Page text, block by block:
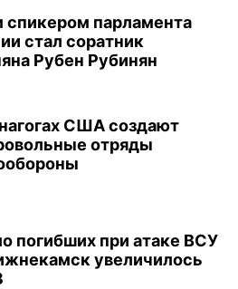
парламента
стал соратник
Рубен Рубинян
США создают
отряды
погибших при атаке ВСУ
увеличилось